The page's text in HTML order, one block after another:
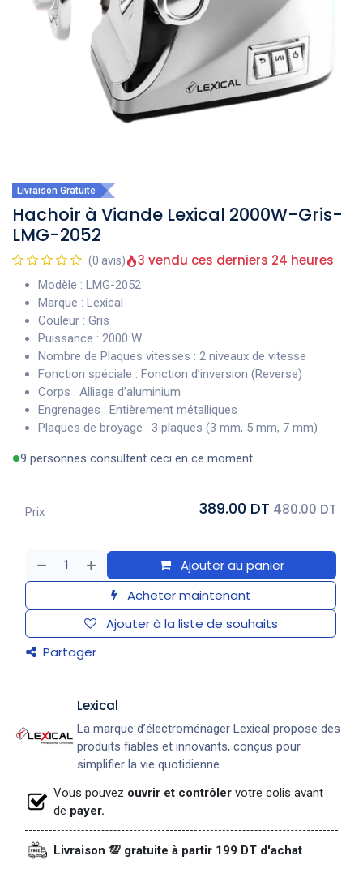
Livraison Gratuite
Hachoir à Viande Lexical 2000W-Gris-
LMG-2052
(0 avis) 3 vendu ces derniers 24 heures
Modèle : LMG-2052
Marque : Lexical
Couleur : Gris
Puissance : 2000 W
Nombre de Plaques vitesses : 2 niveaux de vitesse
Fonction spéciale : Fonction d’inversion (Reverse)
Corps : Alliage d’aluminium
Engrenages : Entièrement métalliques
Plaques de broyage : 3 plaques (3 mm, 5 mm, 7 mm)
9 personnes consultent ceci en ce moment
Ajouter au panier
Acheter maintenant
Ajouter à la liste de souhaits
Partager
Prix 389.00 DT 480.00 DT
Lexical
La marque d’électroménager Lexical propose des
produits fiables et innovants, conçus pour
simplifier la vie quotidienne.
Vous pouvez ouvrir et contrôler votre colis avant
de payer.
Livraison 💯 gratuite à partir 199 DT d'achat